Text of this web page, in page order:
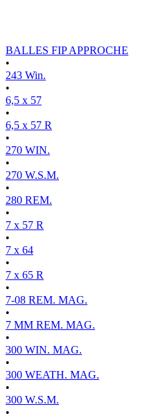
BALLES FIP APPROCHE
•
243 Win.
•
6,5 x 57
•
6,5 x 57 R
•
270 WIN.
•
270 W.S.M.
•
280 REM.
•
7 x 57 R
•
7 x 64
•
7 x 65 R
•
7-08 REM. MAG.
•
7 MM REM. MAG.
•
300 WIN. MAG.
•
300 WEATH. MAG.
•
300 W.S.M.
•